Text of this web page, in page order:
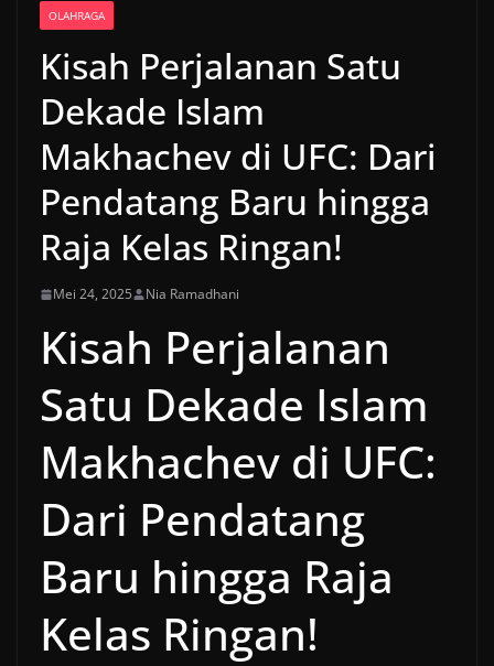
OLAHRAGA
Kisah Perjalanan Satu
Dekade Islam
Makhachev di UFC: Dari
Pendatang Baru hingga
Raja Kelas Ringan!
Mei 24, 2025 Nia Ramadhani
Kisah Perjalanan
Satu Dekade Islam
Makhachev di UFC:
Dari Pendatang
Baru hingga Raja
Kelas Ringan!